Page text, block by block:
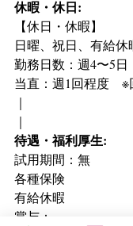
休暇・休日:
【休日・休暇】
日曜、祝日、有給
勤務日数：週4〜5
当直：週1回程度　
｜
｜
待遇・福利厚生:
試用期間：無
各種保険
有給休暇
賞与：